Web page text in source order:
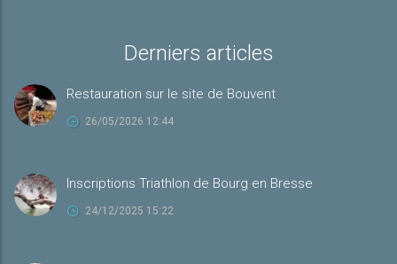
Derniers articles
Restauration sur le site de Bouvent
26/05/2026 12:44
Inscriptions Triathlon de Bourg en Bresse
24/12/2025 15:22